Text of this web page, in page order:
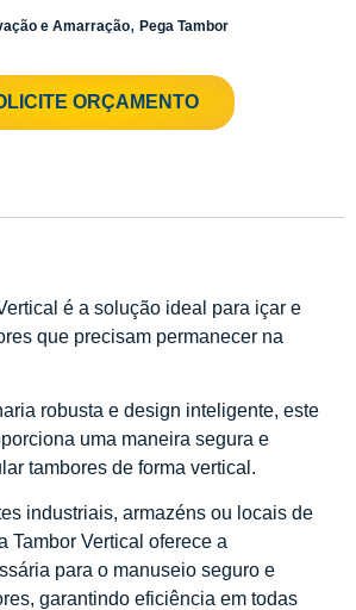
e Amarração, Pega Tambor
ORÇAMENTO
é a solução ideal para içar e
que precisam permanecer na
robusta e design inteligente, este
uma maneira segura e
tambores de forma vertical.
industriais, armazéns ou locais de
Tambor Vertical oferece a
para o manuseio seguro e
garantindo eficiência em todas